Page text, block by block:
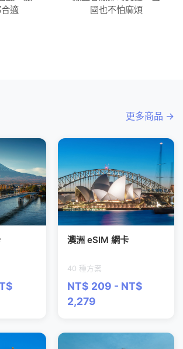
適
國也不怕麻煩
更多商品 →
澳洲 eSIM 網卡
40 種方案
NT$ 209 - NT$
2,279